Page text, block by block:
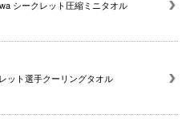
シークレット圧縮ミニタオル
ット選手クーリングタオル